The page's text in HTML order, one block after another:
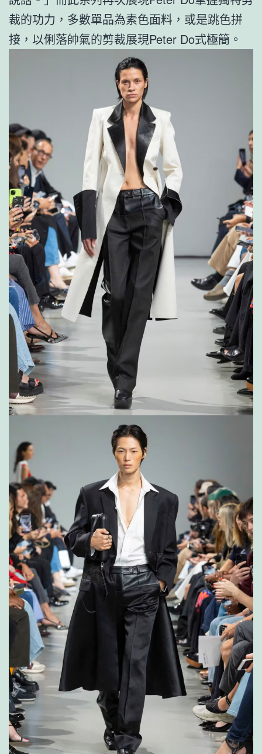
裁的功力，多數單品為素色面料，或是跳色拼
接，以俐落帥氣的剪裁展現Peter Do式極簡。